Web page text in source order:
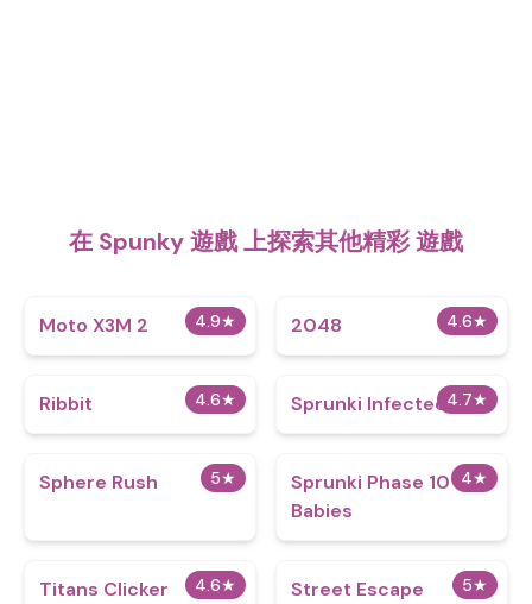
在 Spunky 遊戲 上探索其他精彩 遊戲
4.9★
Moto X3M 2 4.6★
2048
4.6★
Ribbit 4.7★
Sprunki Infected Z
5★
Sphere Rush 4★
Sprunki Phase 10
Babies
4.6★
Titans Clicker 5★
Street Escape